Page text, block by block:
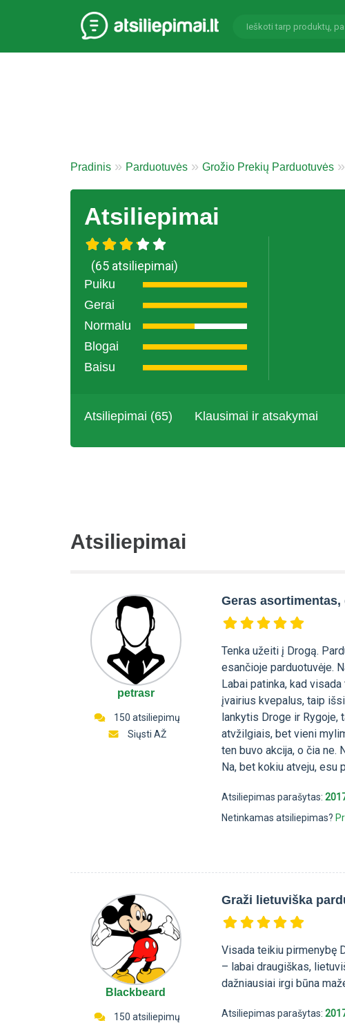
Pradinis Parduotuvės Grožio Prekių Parduotuvės
Atsiliepimai
(65 atsiliepimai)
Puiku
Gerai
Normalu
Blogai
Baisu
Atsiliepimai (65) Klausimai ir atsakymai
Atsiliepimai
petrasr
150 atsiliepimų
Siųsti AŽ
Geras asortimentas,
Tenka užeiti į Drogą.
esančioje parduotuvėje.
Labai patinka, kad
įvairius kvepalus, taip
lankytis Droge ir Rygoje,
atvžilgiais, bet vieni
ten buvo akcija, o čia
Na, bet kokiu atveju, esu
Atsiliepimas parašytas:
Netinkamas atsiliepimas?
Blackbeard
150 atsiliepimų
Graži lietuviška
Visada teikiu pirmenybę
– labai draugiškas,
dažniausiai irgi būna
Atsiliepimas parašytas: